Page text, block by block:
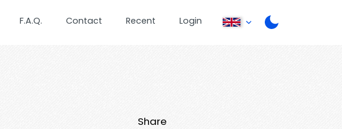
F.A.Q. Contact Recent Login
Share